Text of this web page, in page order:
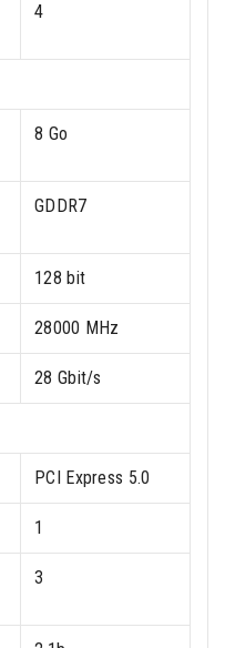
4
8 Go
GDDR7
128 bit
28000 MHz
28 Gbit/s
PCI Express 5.0
1
3